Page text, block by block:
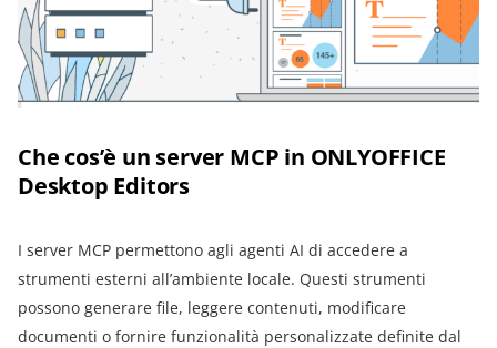
Che cos’è un server MCP in ONLYOFFICE
Desktop Editors
I server MCP permettono agli agenti AI di accedere a
strumenti esterni all’ambiente locale. Questi strumenti
possono generare file, leggere contenuti, modificare
documenti o fornire funzionalità personalizzate definite dal